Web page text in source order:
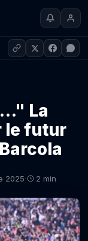
La
le futur
2025· 2 min